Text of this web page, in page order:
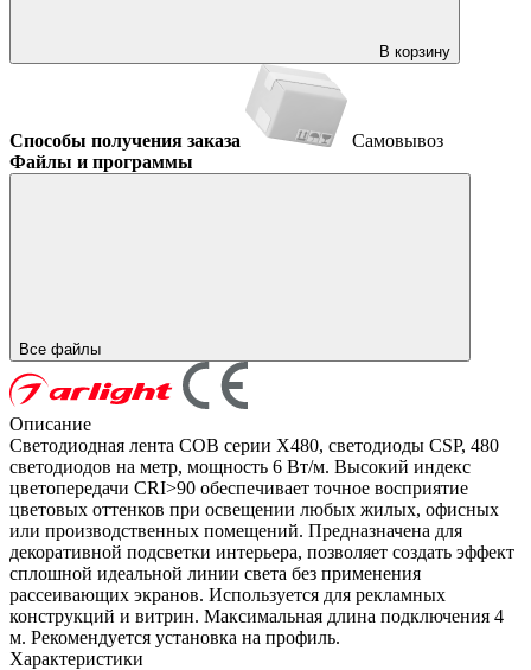
В корзину
Способы получения заказа
Самовывоз
Файлы и программы
Все файлы
Описание
Светодиодная лента COB серии X480, светодиоды CSP, 480
светодиодов на метр, мощность 6 Вт/м. Высокий индекс
цветопередачи CRI>90 обеспечивает точное восприятие
цветовых оттенков при освещении любых жилых, офисных
или производственных помещений. Предназначена для
декоративной подсветки интерьера, позволяет создать эффект
сплошной идеальной линии света без применения
рассеивающих экранов. Используется для рекламных
конструкций и витрин. Максимальная длина подключения 4
м. Рекомендуется установка на профиль.
Характеристики